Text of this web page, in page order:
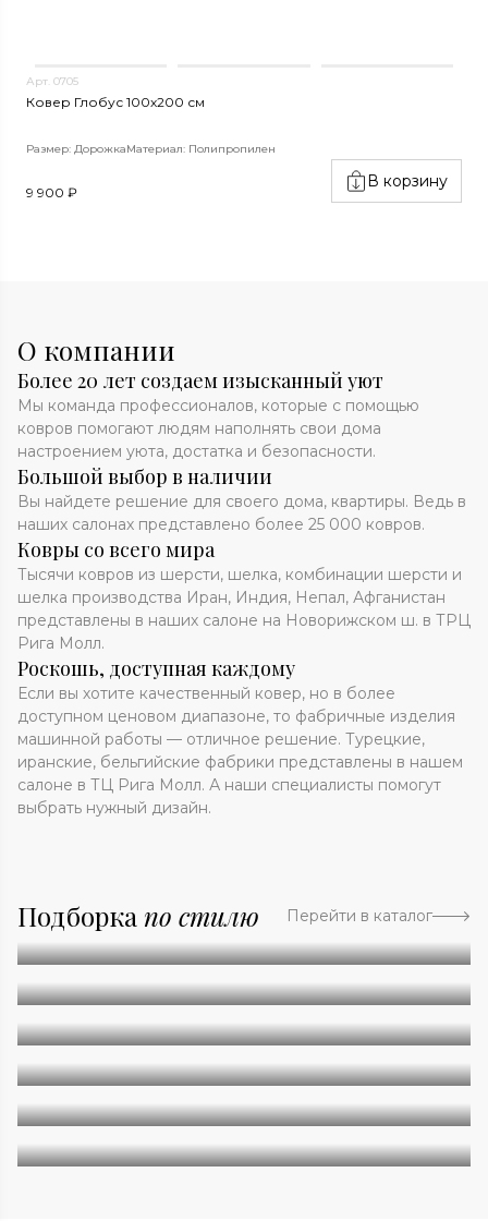
Арт. 0705
Ковер Глобус 100х200 см
Размер: ДорожкаМатериал: Полипропилен
9 900 ₽
В корзину
О компании
Более 20 лет создаем изысканный уют
Мы команда профессионалов, которые с помощью
ковров помогают людям наполнять свои дома
настроением уюта, достатка и безопасности.
Большой выбор в наличии
Вы найдете решение для своего дома, квартиры. Ведь в
наших салонах представлено более 25 000 ковров.
Ковры со всего мира
Тысячи ковров из шерсти, шелка, комбинации шерсти и
шелка производства Иран, Индия, Непал, Афганистан
представлены в наших салоне на Новорижском ш. в ТРЦ
Рига Молл.
Роскошь, доступная каждому
Если вы хотите качественный ковер, но в более
доступном ценовом диапазоне, то фабричные изделия
машинной работы — отличное решение. Турецкие,
иранские, бельгийские фабрики представлены в нашем
салоне в ТЦ Рига Молл. А наши специалисты помогут
выбрать нужный дизайн.
Подборка по стилю Перейти в каталог
Абстракция
Однотонные
Геометрия
Классические
Современные
Дизайнерские